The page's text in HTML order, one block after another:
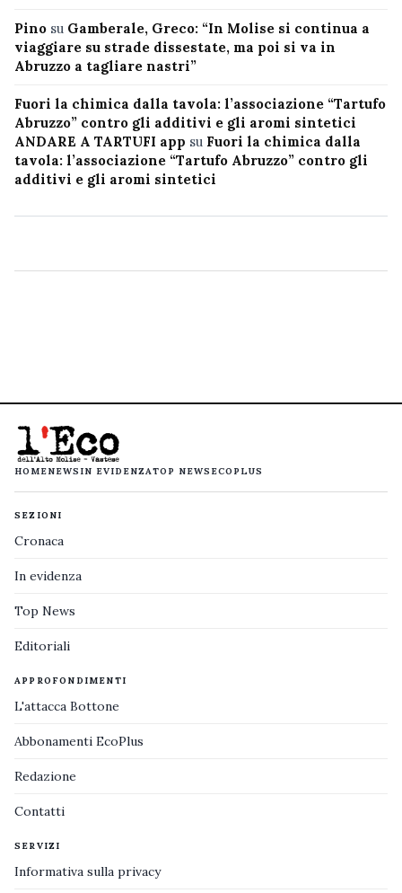
Pino su Gamberale, Greco: “In Molise si continua a
viaggiare su strade dissestate, ma poi si va in
Abruzzo a tagliare nastri”
Fuori la chimica dalla tavola: l’associazione “Tartufo
Abruzzo” contro gli additivi e gli aromi sintetici
ANDARE A TARTUFI app su Fuori la chimica dalla
tavola: l’associazione “Tartufo Abruzzo” contro gli
additivi e gli aromi sintetici
HOMENEWS IN EVIDENZATOP NEWS ECOPLUS
SEZIONI
Cronaca
In evidenza
Top News
Editoriali
APPROFONDIMENTI
L'attacca Bottone
Abbonamenti EcoPlus
Redazione
Contatti
SERVIZI
Informativa sulla privacy